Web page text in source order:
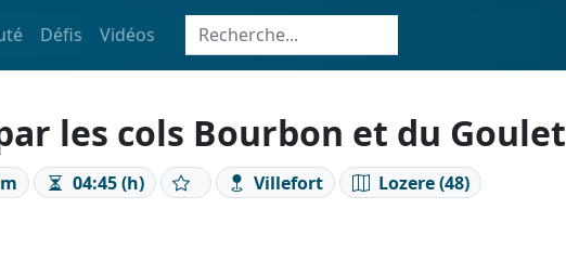
Défis Vidéos
les cols Bourbon et du Goulet
04:45 (h) Villefort Lozere (48)